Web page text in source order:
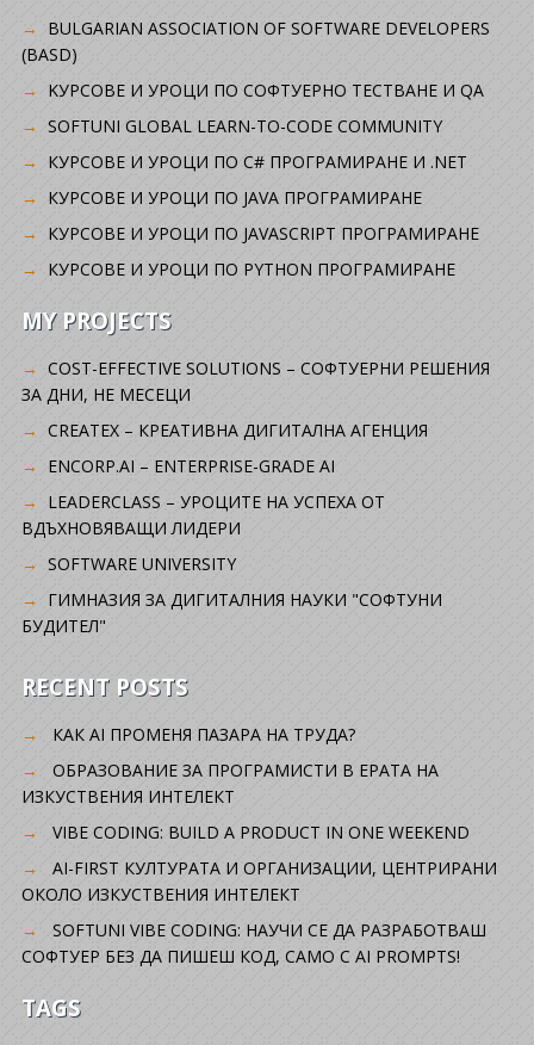
BULGARIAN ASSOCIATION OF SOFTWARE DEVELOPERS
(BASD)
KУРСОВЕ И УРОЦИ ПО СОФТУЕРНО ТЕСТВАНЕ И QA
SOFTUNI GLOBAL LEARN-TO-CODE COMMUNITY
КУРСОВЕ И УРОЦИ ПО C# ПРОГРАМИРАНЕ И .NET
КУРСОВЕ И УРОЦИ ПО JAVA ПРОГРАМИРАНЕ
КУРСОВЕ И УРОЦИ ПО JAVASCRIPT ПРОГРАМИРАНЕ
КУРСОВЕ И УРОЦИ ПО PYTHON ПРОГРАМИРАНЕ
MY PROJECTS
COST-EFFECTIVE SOLUTIONS – СОФТУЕРНИ РЕШЕНИЯ
ЗА ДНИ, НЕ МЕСЕЦИ
CREATEX – КРЕАТИВНА ДИГИТАЛНА АГЕНЦИЯ
ENCORP.AI – ENTERPRISE-GRADE AI
LEADERCLASS – УРОЦИТЕ НА УСПЕХА ОТ
ВДЪХНОВЯВАЩИ ЛИДЕРИ
SOFTWARE UNIVERSITY
ГИМНАЗИЯ ЗА ДИГИТАЛНИЯ НАУКИ "СОФТУНИ
БУДИТЕЛ"
RECENT POSTS
КАК AI ПРОМЕНЯ ПАЗАРА НА ТРУДА?
ОБРАЗОВАНИЕ ЗА ПРОГРАМИСТИ В ЕРАТА НА
ИЗКУСТВЕНИЯ ИНТЕЛЕКТ
VIBE CODING: BUILD A PRODUCT IN ONE WEEKEND
AI-FIRST КУЛТУРАТА И ОРГАНИЗАЦИИ, ЦЕНТРИРАНИ
ОКОЛО ИЗКУСТВЕНИЯ ИНТЕЛЕКТ
SOFTUNI VIBE CODING: НАУЧИ СЕ ДА РАЗРАБОТВАШ
СОФТУЕР БЕЗ ДА ПИШЕШ КОД, САМО С AI PROMPTS!
TAGS